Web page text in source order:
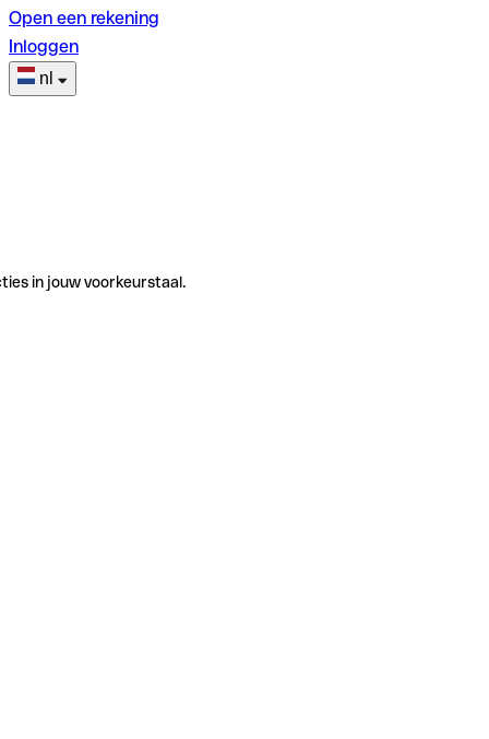
Open een rekening
Inloggen
nl
in jouw voorkeurstaal.